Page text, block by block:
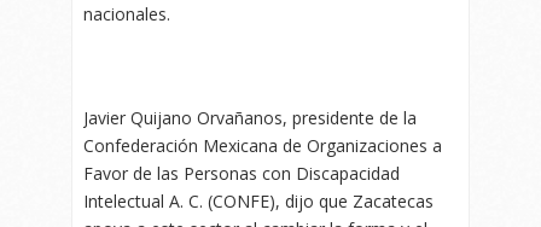
nacionales.
Javier Quijano Orvañanos, presidente de la
Confederación Mexicana de Organizaciones a
Favor de las Personas con Discapacidad
Intelectual A. C. (CONFE), dijo que Zacatecas